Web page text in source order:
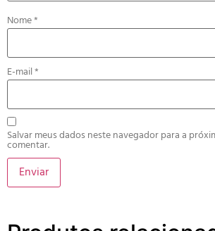
Nome*
E-mail*
Salvar meus dados neste navegador para a
comentar.